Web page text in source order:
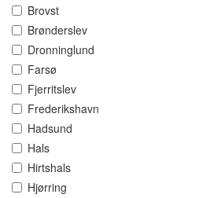
Brovst
Brønderslev
Dronninglund
Farsø
Fjerritslev
Frederikshavn
Hadsund
Hals
Hirtshals
Hjørring